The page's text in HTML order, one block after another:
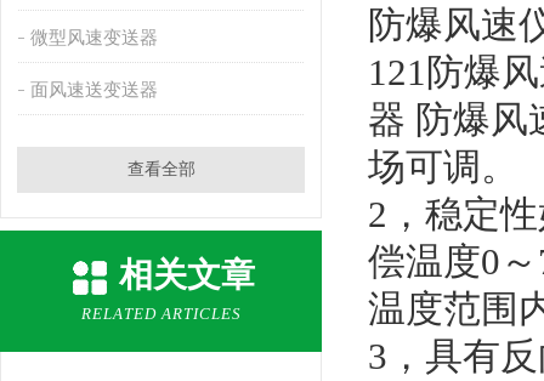
微型风速变送器
面风速送变送器
查看全部
相关文章
RELATED ARTICLES
防爆风速
121防爆
器 防爆风
场可调。
2 ，稳定
偿温度0
温度范围
3 ，具有